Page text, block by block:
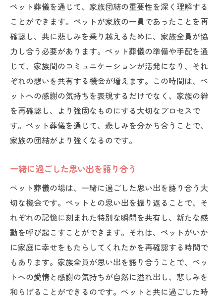
ペット葬儀を通じて、家族団結の重要性を深く理解する
ことができます。ペットが家族の一員であったことを再
確認し、共に悲しみを乗り越えるために、家族全員が協
力し合う必要があります。ペット葬儀の準備や手配を通
じて、家族間のコミュニケーションが活発になり、それ
ぞれの想いを共有する機会が増えます。この時間は、ペ
ットへの感謝の気持ちを表現するだけでなく、家族の絆
を再確認し、より強固なものにする大切なプロセスで
す。ペット葬儀を通じて、悲しみを分かち合うことで、
家族の団結がより強くなるのです。
一緒に過ごした思い出を語り合う
ペット葬儀の場は、一緒に過ごした思い出を語り合う大
切な機会です。ペットとの思い出を振り返ることで、そ
れぞれの記憶に刻まれた特別な瞬間を共有し、新たな感
動を呼び起こすことができます。それは、ペットがいか
に家庭に幸せをもたらしてくれたかを再確認する時間で
もあります。家族全員が思い出を語り合うことで、ペッ
トへの愛情と感謝の気持ちが自然に溢れ出し、悲しみを
和らげることができるのです。ペットと共に過ごした時